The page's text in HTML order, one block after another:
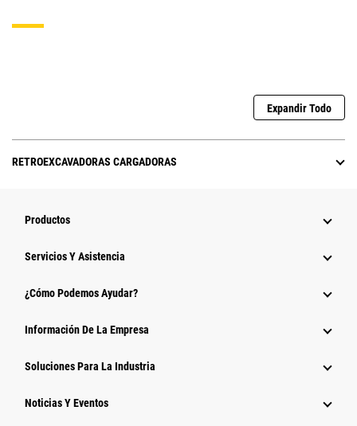
Expandir Todo
RETROEXCAVADORAS CARGADORAS
Productos
Servicios Y Asistencia
¿Cómo Podemos Ayudar?
Información De La Empresa
Soluciones Para La Industria
Noticias Y Eventos